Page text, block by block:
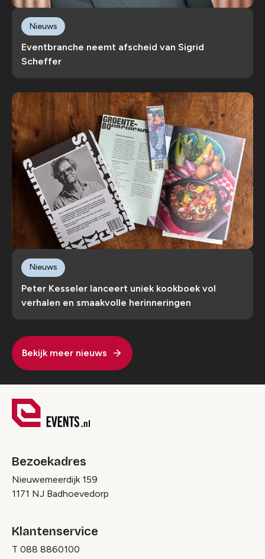
Eventbranche neemt afscheid van Sigrid
Scheffer
Nieuws
Peter Kesseler lanceert uniek kookboek vol
verhalen en smaakvolle herinneringen
Nieuws
Bekijk meer nieuws
Bezoekadres
Nieuwemeerdijk 159
1171 NJ Badhoevedorp
Klantenservice
T 088 8860100